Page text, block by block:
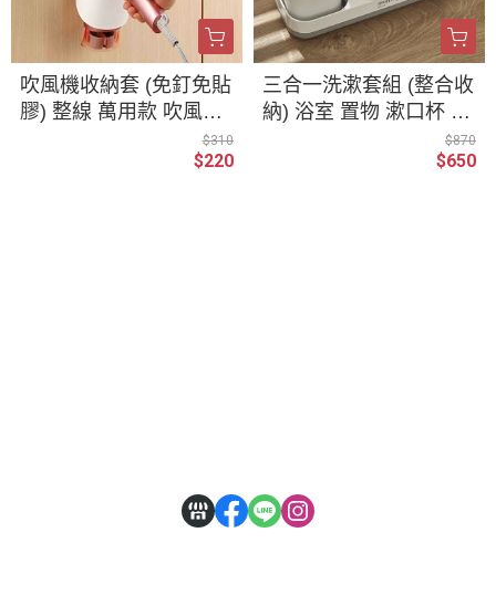
吹風機收納套 (免釘免貼
膠) 整線 萬用款 吹風機
置物架 衛浴收納 戴森
收納架 免鑽孔 吹風機架
$310
$220
三合一洗漱套組 (整合收
納) 浴室 置物 漱口杯 收
納盒 桌面式 免打孔 情
侶 浴室家用 牙具盒 牙
$870
$650